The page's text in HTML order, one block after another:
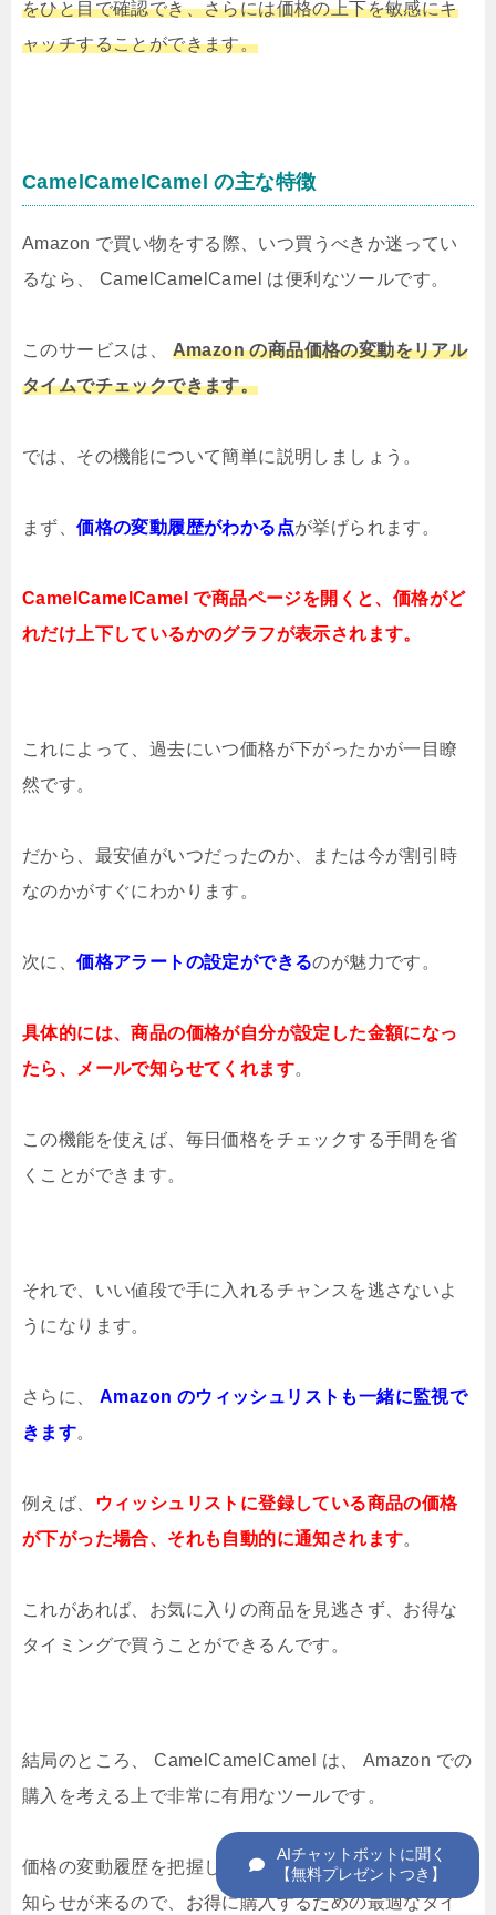
をひと目で確認でき、さらには価格の上下を敏感にキ
ャッチすることができます。
CamelCamelCamel の主な特徴
Amazon で買い物をする際、いつ買うべきか迷ってい
るなら、 CamelCamelCamel は便利なツールです。
このサービスは、 Amazon の商品価格の変動をリアル
タイムでチェックできます。
では、その機能について簡単に説明しましょう。
まず、価格の変動履歴がわかる点が挙げられます。
CamelCamelCamel で商品ページを開くと、価格がど
れだけ上下しているかのグラフが表示されます。
これによって、過去にいつ価格が下がったかが一目瞭
然です。
だから、最安値がいつだったのか、または今が割引時
なのかがすぐにわかります。
次に、価格アラートの設定ができるのが魅力です。
具体的には、商品の価格が自分が設定した金額になっ
たら、メールで知らせてくれます。
この機能を使えば、毎日価格をチェックする手間を省
くことができます。
それで、いい値段で手に入れるチャンスを逃さないよ
うになります。
さらに、 Amazon のウィッシュリストも一緒に監視で
きます。
例えば、
ウィッシュリストに登録している商品の価格
が下がった場合、それも自動的に通知されます。
これがあれば、お気に入りの商品を見逃さず、お得な
タイミングで買うことができるんです。
結局のところ、 CamelCamelCamel は、 Amazon での
購入を考える上で非常に有用なツールです。
価格の変動履歴を把握し、価格アラートで自動的にお
知らせが来るので、お得に購入するための最適なタイ